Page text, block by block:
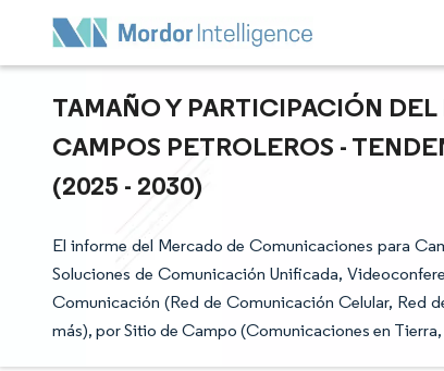
TAMAÑO Y PARTICIPACIÓN
CAMPOS PETROLEROS -
(2025 - 2030)
El informe del Mercado de Comunicaciones para
Soluciones de Comunicación Unificada,
Comunicación (Red de Comunicación Celular, Red
más), por Sitio de Campo (Comunicaciones en